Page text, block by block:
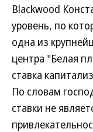
Blackwood
уровень, по
одна из
центра "Белая
ставка
По словам
ставки не